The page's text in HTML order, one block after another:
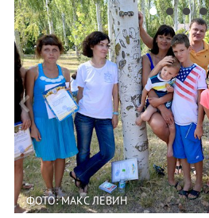
ФОТО: МАКС ЛЕВИН